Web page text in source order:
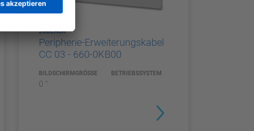
ZUBEHÖR
Peripherie-Erweiterungskabel
CC 03 - 660-0KB00
BILDSCHIRMGRÖSSE
0 "
BETRIEBSSYSTEM